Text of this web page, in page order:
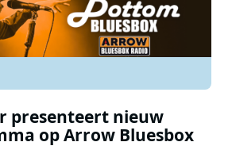
presenteert nieuw
op Arrow Bluesbox